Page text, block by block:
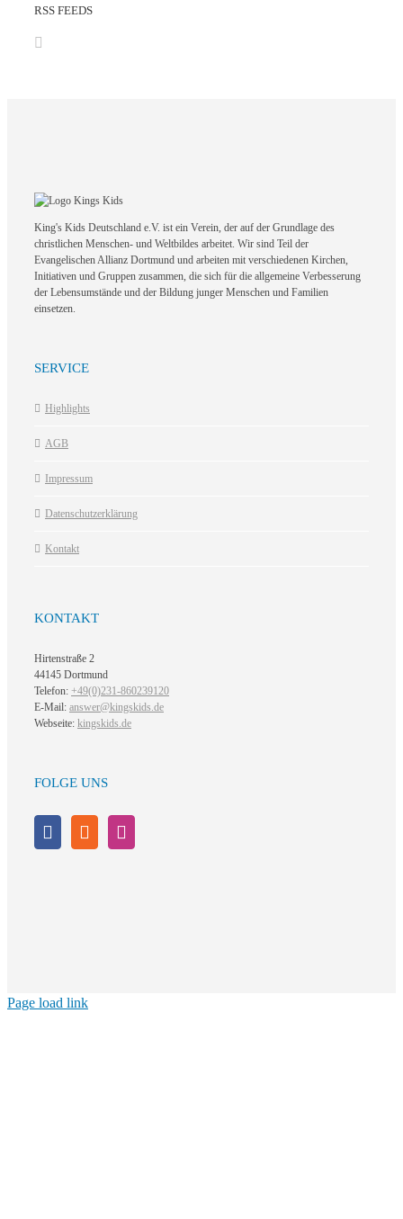
RSS FEEDS
King's Kids Deutschland e.V. ist ein Verein, der auf der Grundlage des
christlichen Menschen- und Weltbildes arbeitet. Wir sind Teil der
Evangelischen Allianz Dortmund und arbeiten mit verschiedenen Kirchen,
Initiativen und Gruppen zusammen, die sich für die allgemeine Verbesserung
der Lebensumstände und der Bildung junger Menschen und Familien
einsetzen.
SERVICE
Highlights
AGB
Impressum
Datenschutzerklärung
Kontakt
KONTAKT
Hirtenstraße 2
44145 Dortmund
Telefon: +49(0)231-860239120
E-Mail: answer@kingskids.de
Webseite: kingskids.de
FOLGE UNS
Page load link